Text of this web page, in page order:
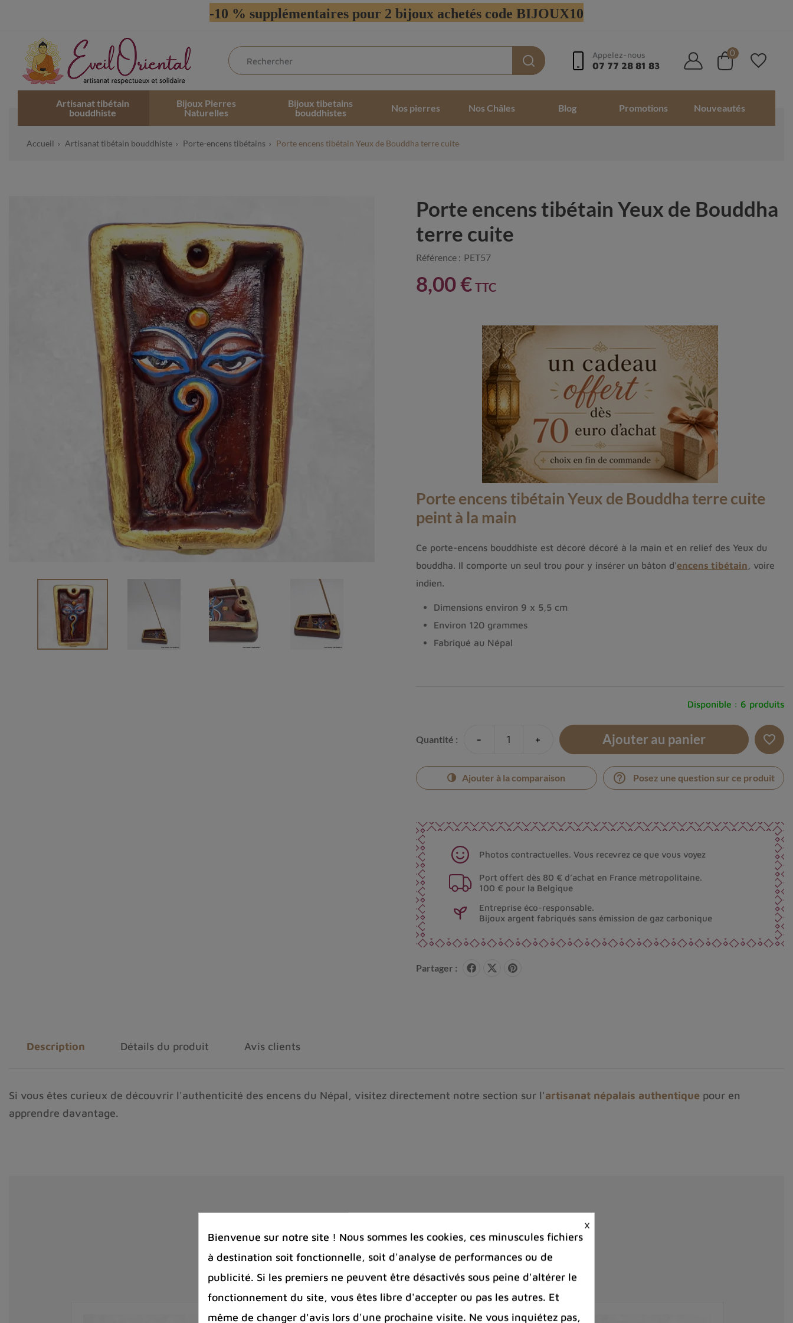
-10 % supplémentaires pour 2 bijoux achetés code BIJOUX10
Appelez-nous
07 77 28 81 83
0
Artisanat tibétain
bouddhiste
Bijoux Pierres
Naturelles
Bijoux tibetains
bouddhistes
Nos pierres Nos Châles Blog Promotions Nouveautés
Accueil Artisanat tibétain bouddhiste Porte-encens tibétains Porte encens tibétain Yeux de Bouddha terre cuite
Porte encens tibétain Yeux de Bouddha
terre cuite
Référence : PET57
8,00 € TTC
Porte encens tibétain Yeux de Bouddha terre cuite
peint à la main
Ce porte-encens bouddhiste est décoré décoré à la main et en relief des Yeux du
bouddha. Il comporte un seul trou pour y insérer un bâton d'encens tibétain , voire
indien.
Dimensions environ 9 x 5,5 cm
Environ 120 grammes
Fabriqué au Népal
Disponible : 6 produits
Quantité : - + Ajouter au panier favorite_border
Ajouter à la comparaison help_outline Posez une question sur ce produit
Photos contractuelles. Vous recevrez ce que vous voyez
Port offert dès 80 € d’achat en France métropolitaine.
100 € pour la Belgique
Entreprise éco-responsable.
Bijoux argent fabriqués sans émission de gaz carbonique
Partager :
Description
Si vous êtes curieux de découvrir l'authenticité des encens du Népal, visitez directement notre section sur l'artisanat népalais authentique pour en
apprendre davantage.
Détails du produit Avis clients
Vous aimerez aussi ×
Bienvenue sur notre site ! Nous sommes les cookies, ces minuscules fichiers
à destination soit fonctionnelle, soit d'analyse de performances ou de
publicité. Si les premiers ne peuvent être désactivés sous peine d'altérer le
fonctionnement du site, vous êtes libre d'accepter ou pas les autres. Et
même de changer d'avis lors d'une prochaine visite. Ne vous inquiétez pas,